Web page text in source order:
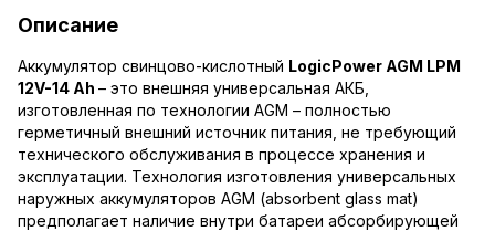
Описание
Аккумулятор свинцово-кислотный LogicPower AGM LPM
12V-14 Ah – это внешняя универсальная АКБ,
изготовленная по технологии AGM – полностью
герметичный внешний источник питания, не требующий
технического обслуживания в процессе хранения и
эксплуатации. Технология изготовления универсальных
наружных аккумуляторов AGM (absorbent glass mat)
предполагает наличие внутри батареи абсорбирующей